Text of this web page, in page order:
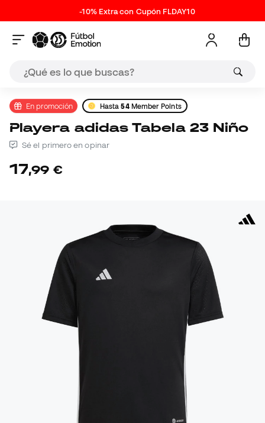
-10% Extra con Cupón FLDAY10
En promoción Hasta54Member Points
Playera adidas Tabela 23 Niño
Sé el primero en opinar
17,99 €